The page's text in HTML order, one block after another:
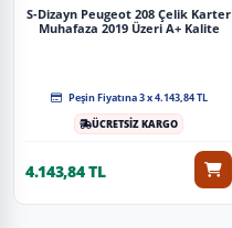
S-Dizayn Peugeot 208 Çelik Karter
Muhafaza 2019 Üzeri A+ Kalite
Peşin Fiyatına 3 x 4.143,84 TL
ÜCRETSİZ KARGO
4.143,84 TL